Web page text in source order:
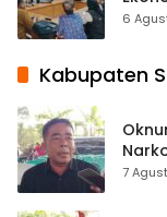
6
Kabupaten
7